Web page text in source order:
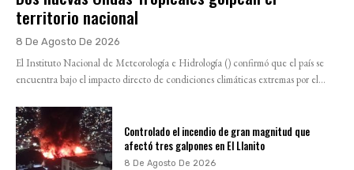
territorio nacional
8 De Agosto De 2026
El Instituto Nacional de Meteorología e Hidrología () confirmó que el país se
encuentra bajo el impacto directo de condiciones climáticas extremas por el...
Controlado el incendio de gran magnitud que
afectó tres galpones en El Llanito
8 De Agosto De 2026